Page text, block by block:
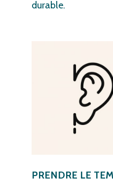
durable.
PRENDRE LE